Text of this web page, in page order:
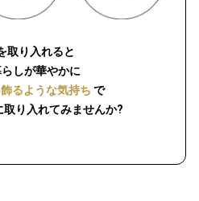
取り入れると
しが華やかに
るような気持ち で
取り入れてみませんか?